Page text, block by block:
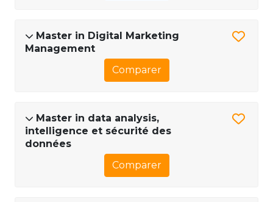
Master in Digital Marketing
Management
Comparer
Master in data analysis,
intelligence et sécurité des
données
Comparer